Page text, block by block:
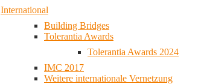
International
Building Bridges
Tolerantia Awards
Tolerantia Awards 2024
IMC 2017
Weitere internationale Vernetzung